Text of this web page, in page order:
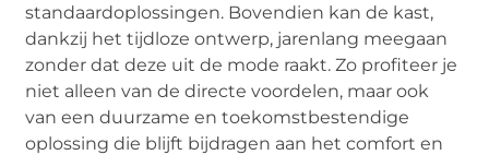
standaardoplossingen. Bovendien kan de kast,
dankzij het tijdloze ontwerp, jarenlang meegaan
zonder dat deze uit de mode raakt. Zo profiteer je
niet alleen van de directe voordelen, maar ook
van een duurzame en toekomstbestendige
oplossing die blijft bijdragen aan het comfort en